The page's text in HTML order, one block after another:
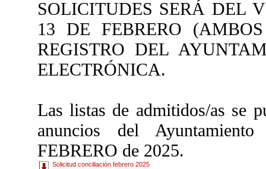
SOLICITUDES SERÁDEL
13 DE FEBRERO
REGISTRO DEL
ELECTRÓNICA.
Las listas de admitidos/as se
anuncios del
FEBRERO de 2025.
Solicitud conciliación febrero 2025